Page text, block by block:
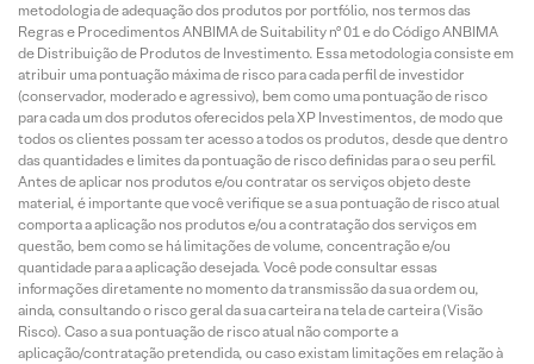
metodologia de adequação dos produtos por portfólio, nos termos das
Regras e Procedimentos ANBIMA de Suitability nº 01 e do Código ANBIMA
de Distribuição de Produtos de Investimento. Essa metodologia consiste em
atribuir uma pontuação máxima de risco para cada perfil de investidor
(conservador, moderado e agressivo), bem como uma pontuação de risco
para cada um dos produtos oferecidos pela XP Investimentos, de modo que
todos os clientes possam ter acesso a todos os produtos, desde que dentro
das quantidades e limites da pontuação de risco definidas para o seu perfil.
Antes de aplicar nos produtos e/ou contratar os serviços objeto deste
material, é importante que você verifique se a sua pontuação de risco atual
comporta a aplicação nos produtos e/ou a contratação dos serviços em
questão, bem como se há limitações de volume, concentração e/ou
quantidade para a aplicação desejada. Você pode consultar essas
informações diretamente no momento da transmissão da sua ordem ou,
ainda, consultando o risco geral da sua carteira na tela de carteira (Visão
Risco). Caso a sua pontuação de risco atual não comporte a
aplicação/contratação pretendida, ou caso existam limitações em relação à